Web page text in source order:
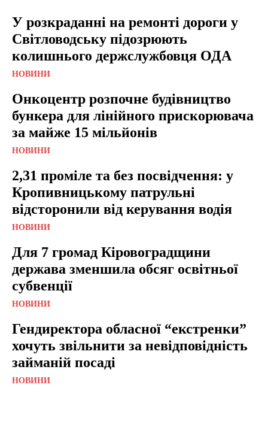
У розкраданні на ремонті дороги у
Світловодську підозрюють
колишнього держслужбовця ОДА
НОВИНИ
Онкоцентр розпочне будівництво
бункера для лінійного прискорювача
за майже 15 мільйонів
НОВИНИ
2,31 проміле та без посвідчення: у
Кропивницькому патрульні
відсторонили від керування водія
НОВИНИ
Для 7 громад Кіровоградщини
держава зменшила обсяг освітньої
субвенції
НОВИНИ
Гендиректора обласної “екстренки”
хочуть звільнити за невідповідність
займаній посаді
НОВИНИ